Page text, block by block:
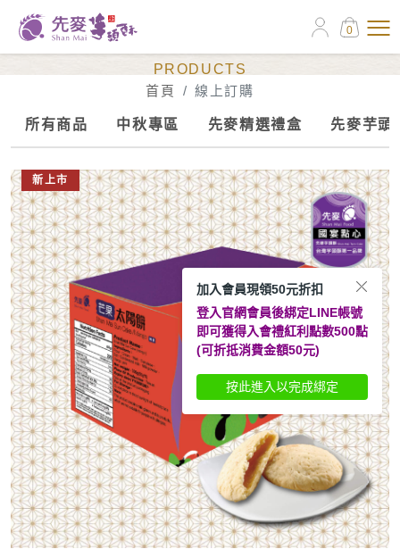
0
PRODUCTS
首頁
線上訂購
所有商品 中秋專區 先麥精選禮盒 先麥芋頭
新上市
加入會員現領50元折扣
登入官網會員後綁定LINE帳號
即可獲得入會禮紅利點數500點
(可折抵消費金額50元)
按此進入以完成綁定